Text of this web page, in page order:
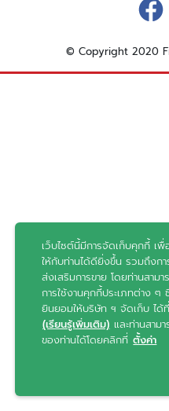
© Copyright 2020
เว็บไซต์นี้มีการจัดเก็บคุกกี้ เ
ให้กับท่านได้ดียิ่งขึ้น รวมถึงก
ส่งเสริมการขาย โดยท่านสาม
การใช้งานคุกกี้ประเภทต่าง
ยินยอมให้บริษัท ฯ จัดเก็บ ได้
(เรียนรู้เพิ่มเติม) และท่านสาม
ของท่านได้โดยคลิกที่ ตั้งค่า